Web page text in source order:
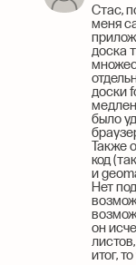
Стас,
меня
доска
доски
было
Также
код
и
Нет
он
итог,